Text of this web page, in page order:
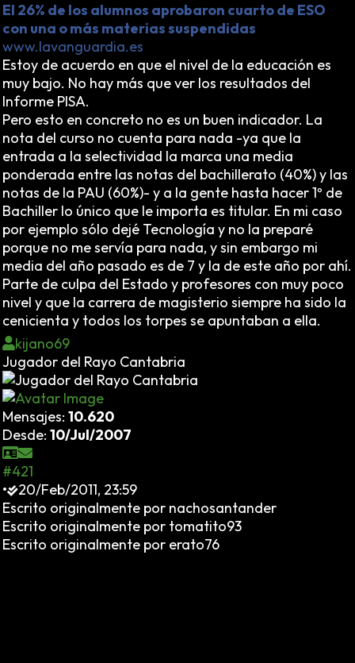
El 26% de los alumnos aprobaron cuarto de ESO
con una o más materias suspendidas
www.lavanguardia.es
Estoy de acuerdo en que el nivel de la educación es
muy bajo. No hay más que ver los resultados del
Informe PISA.
Pero esto en concreto no es un buen indicador. La
nota del curso no cuenta para nada -ya que la
entrada a la selectividad la marca una media
ponderada entre las notas del bachillerato (40%) y las
notas de la PAU (60%)- y a la gente hasta hacer 1º de
Bachiller lo único que le importa es titular. En mi caso
por ejemplo sólo dejé Tecnología y no la preparé
porque no me servía para nada, y sin embargo mi
media del año pasado es de 7 y la de este año por ahí.
Parte de culpa del Estado y profesores con muy poco
nivel y que la carrera de magisterio siempre ha sido la
cenicienta y todos los torpes se apuntaban a ella.
kijano69
Jugador del Rayo Cantabria
Mensajes: 10.620
Desde: 10/Jul/2007
#421
•
20/Feb/2011, 23:59
Escrito originalmente por nachosantander
Escrito originalmente por tomatito93
Escrito originalmente por erato76